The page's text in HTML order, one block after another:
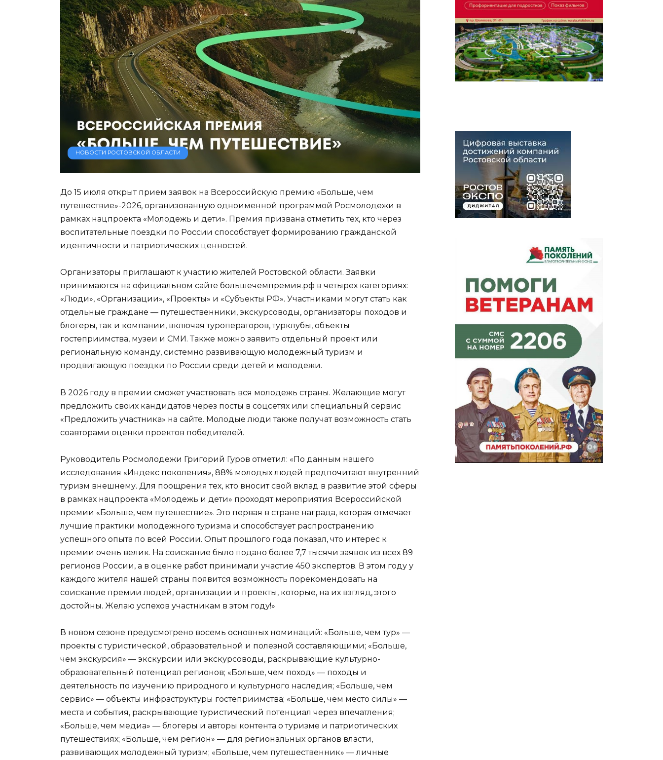
НОВОСТИ РОСТОВСКОЙ ОБЛАСТИ
До 15 июля открыт прием заявок на Всероссийскую премию «Больше, чем
путешествие»-2026, организованную одноименной программой Росмолодежи в
рамках нацпроекта «Молодежь и дети». Премия призвана отметить тех, кто через
воспитательные поездки по России способствует формированию гражданской
идентичности и патриотических ценностей.
Организаторы приглашают к участию жителей Ростовской области. Заявки
принимаются на официальном сайте большечемпремия.рф в четырех категориях:
«Люди», «Организации», «Проекты» и «Субъекты РФ». Участниками могут стать как
отдельные граждане — путешественники, экскурсоводы, организаторы походов и
блогеры, так и компании, включая туроператоров, турклубы, объекты
гостеприимства, музеи и СМИ. Также можно заявить отдельный проект или
региональную команду, системно развивающую молодежный туризм и
продвигающую поездки по России среди детей и молодежи.
В 2026 году в премии сможет участвовать вся молодежь страны. Желающие могут
предложить своих кандидатов через посты в соцсетях или специальный сервис
«Предложить участника» на сайте. Молодые люди также получат возможность стать
соавторами оценки проектов победителей.
Руководитель Росмолодежи Григорий Гуров отметил: «По данным нашего
исследования «Индекс поколения», 88% молодых людей предпочитают внутренний
туризм внешнему. Для поощрения тех, кто вносит свой вклад в развитие этой сферы
в рамках нацпроекта «Молодежь и дети» проходят мероприятия Всероссийской
премии «Больше, чем путешествие». Это первая в стране награда, которая отмечает
лучшие практики молодежного туризма и способствует распространению
успешного опыта по всей России. Опыт прошлого года показал, что интерес к
премии очень велик. На соискание было подано более 7,7 тысячи заявок из всех 89
регионов России, а в оценке работ принимали участие 450 экспертов. В этом году у
каждого жителя нашей страны появится возможность порекомендовать на
соискание премии людей, организации и проекты, которые, на их взгляд, этого
достойны. Желаю успехов участникам в этом году!»
В новом сезоне предусмотрено восемь основных номинаций: «Больше, чем тур» —
проекты с туристической, образовательной и полезной составляющими; «Больше,
чем экскурсия» — экскурсии или экскурсоводы, раскрывающие культурно-
образовательный потенциал регионов; «Больше, чем поход» — походы и
деятельность по изучению природного и культурного наследия; «Больше, чем
сервис» — объекты инфраструктуры гостеприимства; «Больше, чем место силы» —
места и события, раскрывающие туристический потенциал через впечатления;
«Больше, чем медиа» — блогеры и авторы контента о туризме и патриотических
путешествиях; «Больше, чем регион» — для региональных органов власти,
развивающих молодежный туризм; «Больше, чем путешественник» — личные